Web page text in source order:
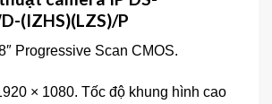
(IZHS)(LZS)/P
Progressive Scan CMOS.
× 1080. Tốc độ khung hình cao